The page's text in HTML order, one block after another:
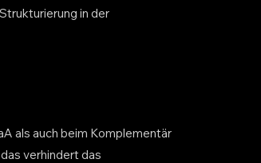
in der
als auch beim Komplementär
verhindert das